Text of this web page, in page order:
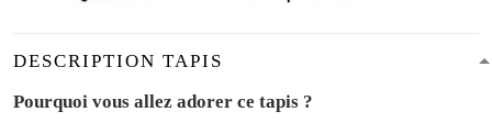
DESCRIPTION TAPIS
Pourquoi vous allez adorer ce tapis ?